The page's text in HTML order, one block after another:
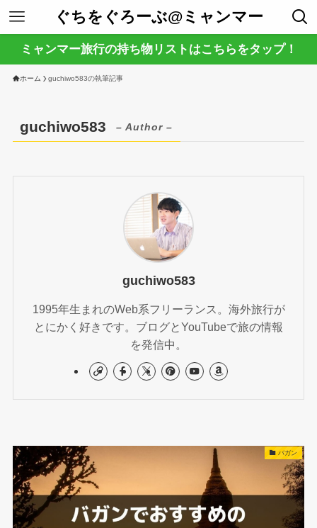
ぐちをぐろーぶ@ミャンマー
ミャンマー旅行の持ち物リストはこちらをタップ！
ホーム guchiwo583の執筆記事
guchiwo583 – Author –
guchiwo583
1995年生まれのWeb系フリーランス。海外旅行が
とにかく好きです。ブログとYouTubeで旅の情報
を発信中。
バガン